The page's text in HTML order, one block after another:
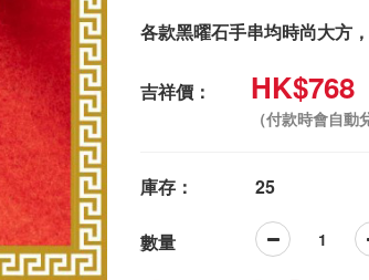
各款黑曜石手串均時尚大方
吉祥價： HK$768
（付款時會自動
庫存： 25
數量